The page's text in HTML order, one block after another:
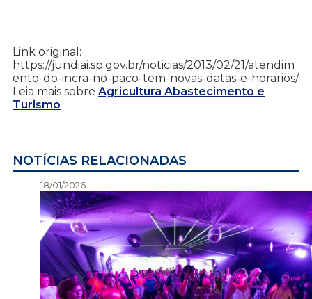
Link original:
https://jundiai.sp.gov.br/noticias/2013/02/21/atendim
ento-do-incra-no-paco-tem-novas-datas-e-horarios/
Leia mais sobre Agricultura Abastecimento e
Turismo
NOTÍCIAS RELACIONADAS
18/01/2026